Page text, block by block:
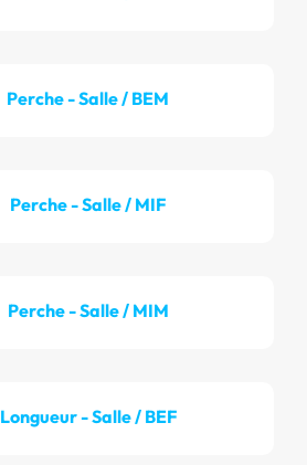
Perche - Salle / BEM
Perche - Salle / MIF
Perche - Salle / MIM
Longueur - Salle / BEF